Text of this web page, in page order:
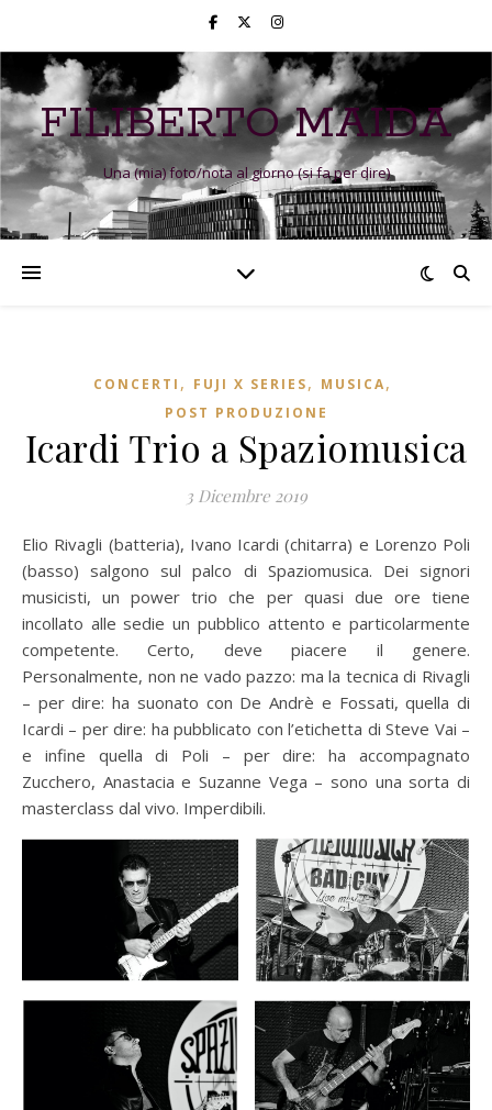
FILIBERTO MAIDA
Una (mia) foto/nota al giorno (si fa per dire)
CONCERTI , FUJI X SERIES, MUSICA,
POST PRODUZIONE
Icardi Trio a Spaziomusica
3 Dicembre 2019
Elio Rivagli (batteria), Ivano Icardi (chitarra) e Lorenzo Poli
(basso) salgono sul palco di Spaziomusica. Dei signori
musicisti, un power trio che per quasi due ore tiene
incollato alle sedie un pubblico attento e particolarmente
competente. Certo, deve piacere il genere.
Personalmente, non ne vado pazzo: ma la tecnica di Rivagli
– per dire: ha suonato con De Andrè e Fossati, quella di
Icardi – per dire: ha pubblicato con l’etichetta di Steve Vai –
e infine quella di Poli – per dire: ha accompagnato
Zucchero, Anastacia e Suzanne Vega – sono una sorta di
masterclass dal vivo. Imperdibili.